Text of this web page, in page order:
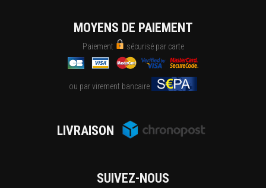
MOYENS DE PAIEMENT
Paiement sécurisé par carte
ou par virement bancaire
LIVRAISON
SUIVEZ-NOUS